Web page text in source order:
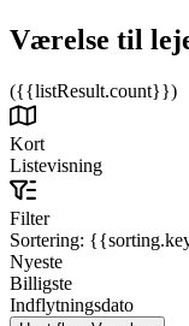
Værelse til
({{listResult.count}})
Kort
Listevisning
Filter
Sortering:
Nyeste
Billigste
Indflytningsdato